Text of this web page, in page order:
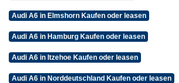
Audi A6 in Elmshorn Kaufen oder leasen
Audi A6 in Hamburg Kaufen oder leasen
Audi A6 in Itzehoe Kaufen oder leasen
Audi A6 in Norddeutschland Kaufen oder leasen